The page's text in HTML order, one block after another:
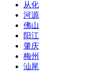
从化
河源
佛山
阳江
肇庆
梅州
汕尾